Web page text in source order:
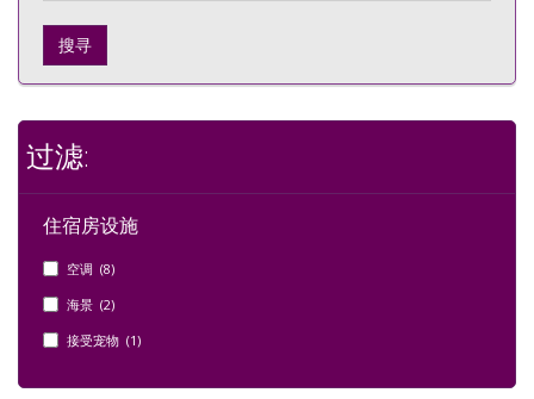
搜寻
过滤:
住宿房设施
空调 (8)
海景 (2)
接受宠物 (1)